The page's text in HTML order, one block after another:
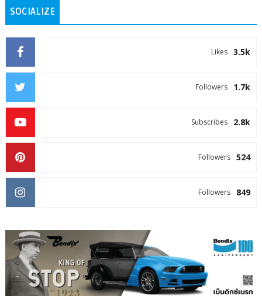
SOCIALIZE
3.5k
Likes
1.7k
Followers
2.8k
Subscribes
524
Followers
849
Followers